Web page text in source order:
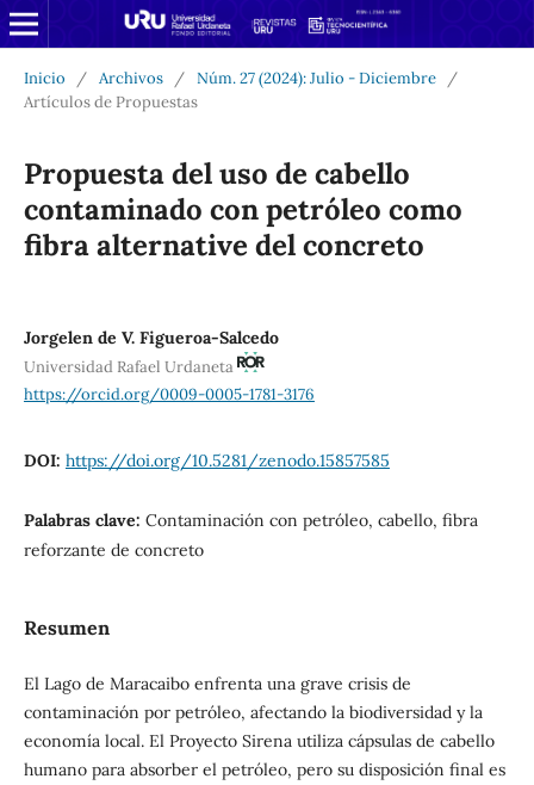
Inicio / Archivos / Núm. 27 (2024): Julio - Diciembre
/
Artículos de Propuestas
Propuesta del uso de cabello
contaminado con petróleo como
fibra alternative del concreto
Jorgelen de V. Figueroa-Salcedo
Universidad Rafael Urdaneta
https://orcid.org/0009-0005-1781-3176
DOI: https://doi.org/10.5281/zenodo.15857585
Palabras clave: Contaminación con petróleo, cabello, fibra
reforzante de concreto
Resumen
El Lago de Maracaibo enfrenta una grave crisis de
contaminación por petróleo, afectando la biodiversidad y la
economía local. El Proyecto Sirena utiliza cápsulas de cabello
humano para absorber el petróleo, pero su disposición final es